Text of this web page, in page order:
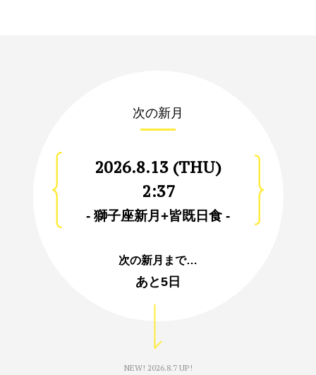
次の新月
2026.8.13 (THU)
2:37
- 獅子座新月+皆既日食 -
次の新月まで…
あと5日
NEW! 2026.8.7 UP!